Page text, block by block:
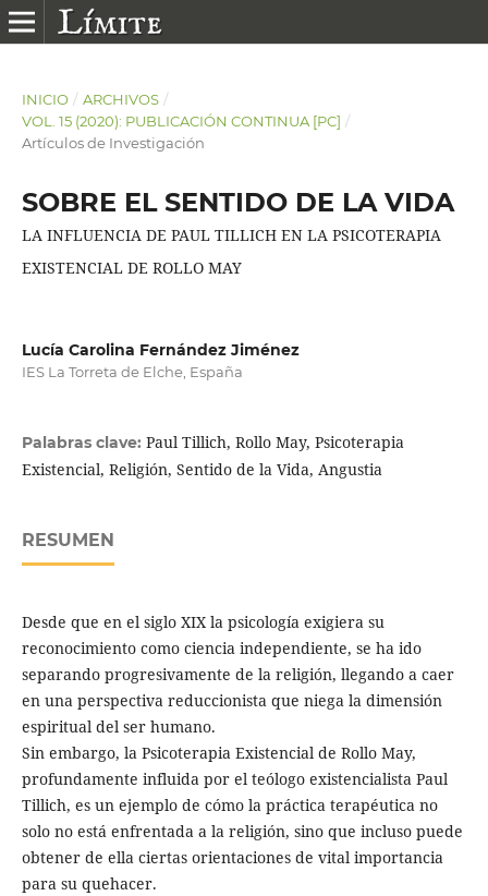
INICIO / ARCHIVOS /
VOL. 15 (2020): PUBLICACIÓN CONTINUA [PC] /
Artículos de Investigación
SOBRE EL SENTIDO DE LA VIDA
LA INFLUENCIA DE PAUL TILLICH EN LA PSICOTERAPIA
EXISTENCIAL DE ROLLO MAY
Lucía Carolina Fernández Jiménez
IES La Torreta de Elche, España
Palabras clave: Paul Tillich, Rollo May, Psicoterapia
Existencial, Religión, Sentido de la Vida, Angustia
RESUMEN
Desde que en el siglo XIX la psicología exigiera su
reconocimiento como ciencia independiente, se ha ido
separando progresivamente de la religión, llegando a caer
en una perspectiva reduccionista que niega la dimensión
espiritual del ser humano.
Sin embargo, la Psicoterapia Existencial de Rollo May,
profundamente influida por el teólogo existencialista Paul
Tillich, es un ejemplo de cómo la práctica terapéutica no
solo no está enfrentada a la religión, sino que incluso puede
obtener de ella ciertas orientaciones de vital importancia
para su quehacer.